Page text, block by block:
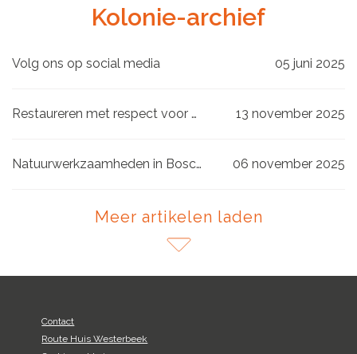
Kolonie-archief
Volg ons op social media 05 juni 2025
Restaureren met respect voor historie 13 november 2025
Natuurwerkzaamheden in Boschoord 06 november 2025
Meer artikelen laden
Contact
Route Huis Westerbeek